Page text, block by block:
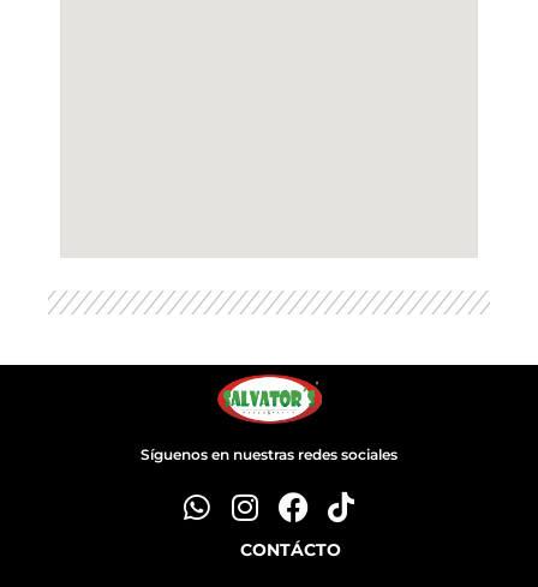
Síguenos en nuestras redes sociales
CONTÁCTO